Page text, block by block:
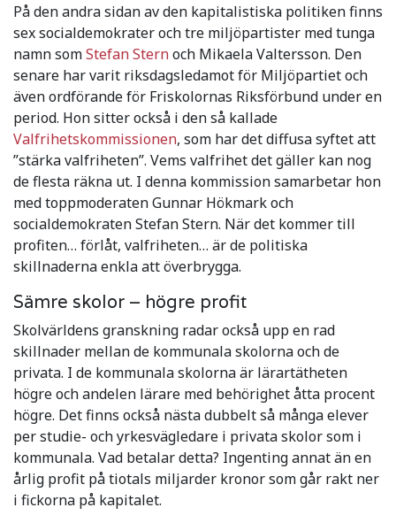
På den andra sidan av den kapitalistiska politiken finns
sex socialdemokrater och tre miljöpartister med tunga
namn somStefan Sternoch Mikaela Valtersson. Den
senare har varit riksdagsledamot för Miljöpartiet och
även ordförande för Friskolornas Riksförbund under en
period. Hon sitter också i den så kallade
Valfrihetskommissionen, som har det diffusa syftet att
”stärka valfriheten”. Vems valfrihet det gäller kan nog
de flesta räkna ut. I denna kommission samarbetar hon
med toppmoderaten Gunnar Hökmark och
socialdemokraten Stefan Stern. När det kommer till
profiten… förlåt, valfriheten… är de politiska
skillnaderna enkla att överbrygga.
Sämre skolor – högre profit
Skolvärldens granskning radar också upp en rad
skillnader mellan de kommunala skolorna och de
privata. I de kommunala skolorna är lärartätheten
högre och andelen lärare med behörighet åtta procent
högre. Det finns också nästa dubbelt så många elever
per studie- och yrkesvägledare i privata skolor som i
kommunala. Vad betalar detta? Ingenting annat än en
årlig profit på tiotals miljarder kronor som går rakt ner
i fickorna på kapitalet.